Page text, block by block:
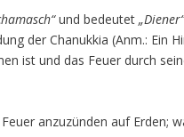
und bedeutet „Diener“
der Chanukkia (Anm.: Ein
ist und das Feuer durch
anzuzünden auf Erden;